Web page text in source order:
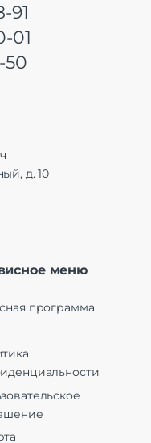
91
01
50
д. 10
меню
программа